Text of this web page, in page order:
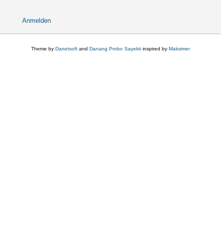
account
menu
Anmelden
Theme by Danetsoft and Danang Probo Sayekti inspired by Maksimer